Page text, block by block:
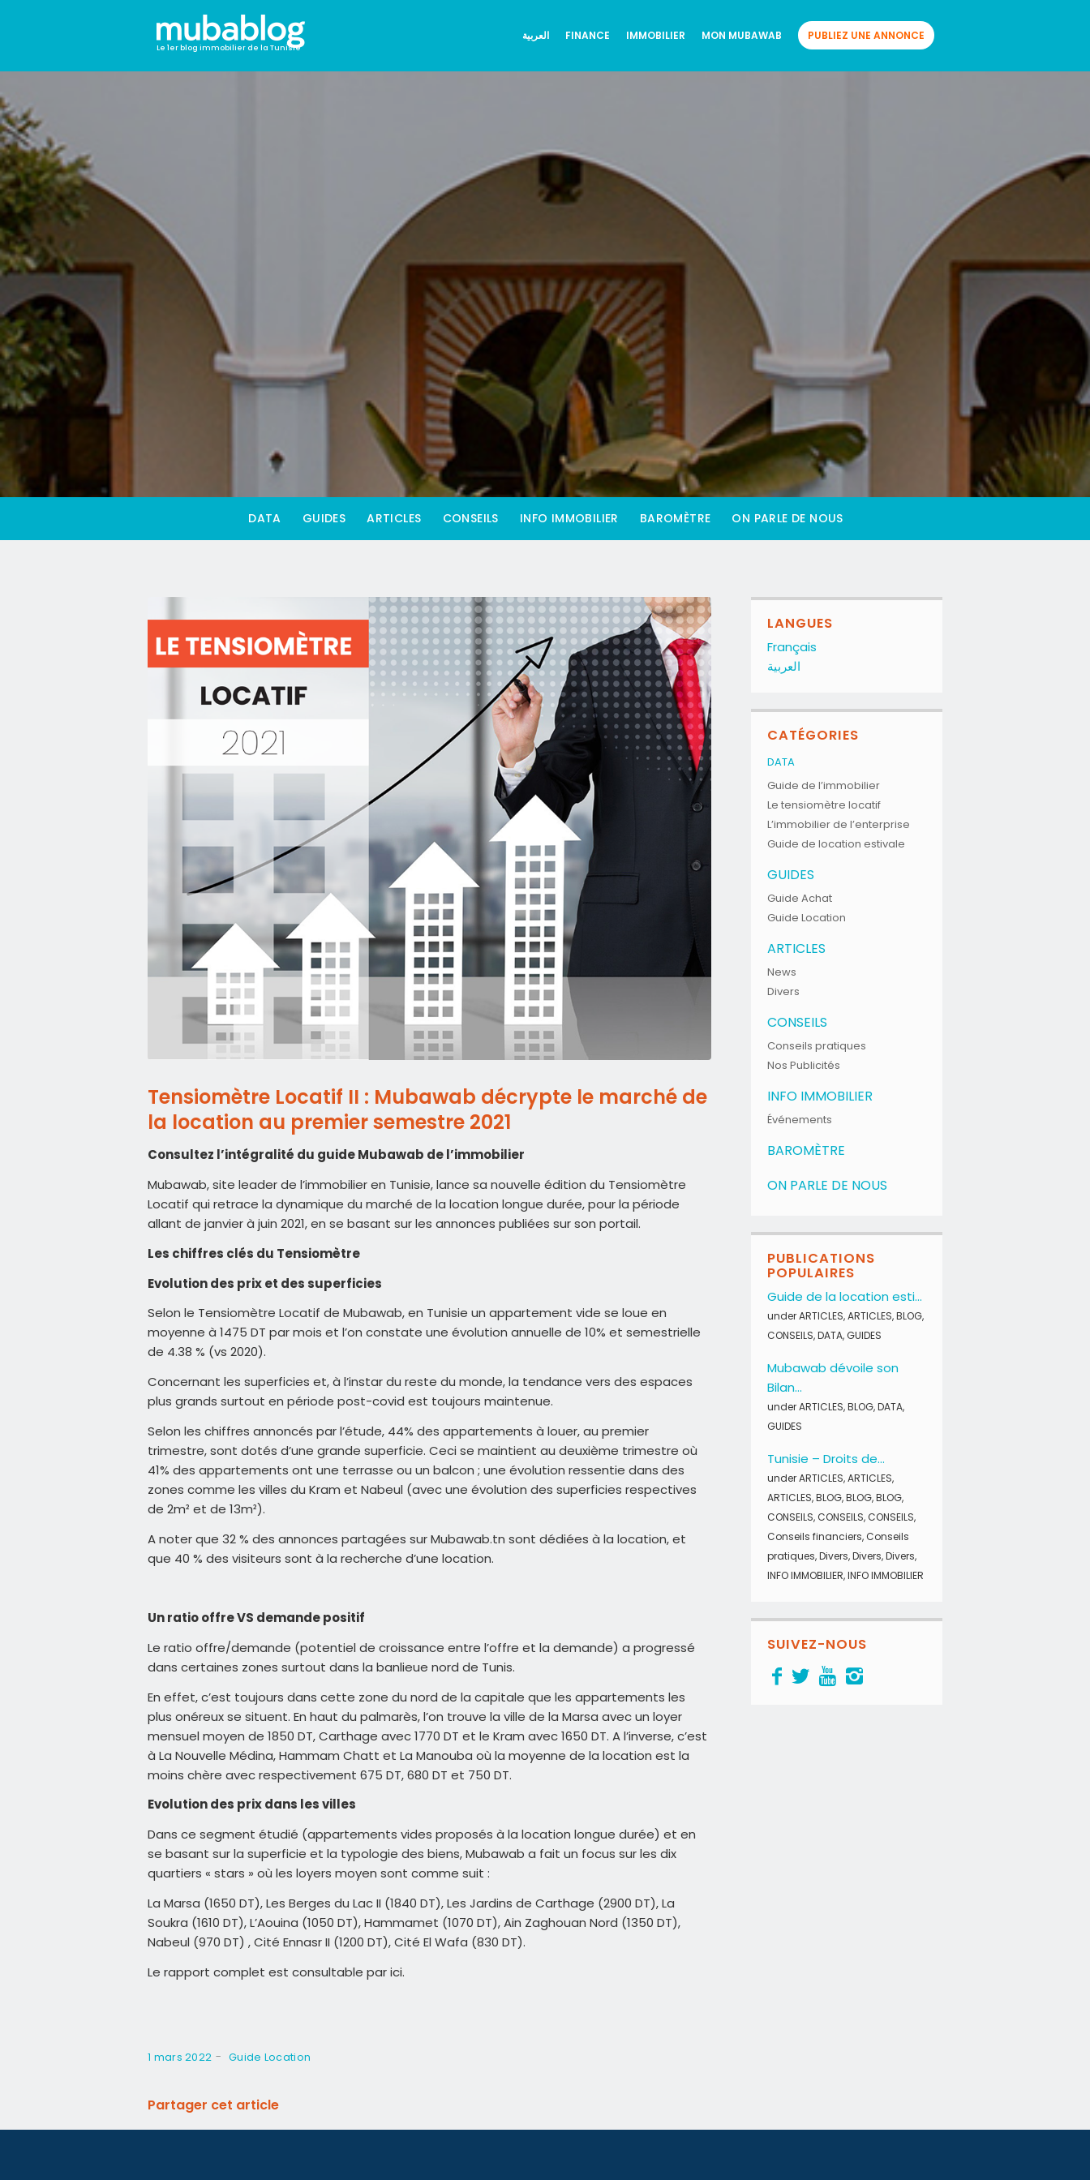
Le 1er blog immobilier de la Tunisie
العربية FINANCE IMMOBILIER MON MUBAWAB PUBLIEZ UNE ANNONCE
DATA GUIDES ARTICLES CONSEILS INFO IMMOBILIER BAROMÈTRE ON PARLE DE NOUS
Tensiomètre Locatif II : Mubawab décrypte le marché de
la location au premier semestre 2021
Consultez l’intégralité du guide Mubawab de l’immobilier
Mubawab, site leader de l’immobilier en Tunisie, lance sa nouvelle édition du Tensiomètre
Locatif qui retrace la dynamique du marché de la location longue durée, pour la période
allant de janvier à juin 2021, en se basant sur les annonces publiées sur son portail.
Les chiffres clés du Tensiomètre
Evolution des prix et des superficies
Selon le Tensiomètre Locatif de Mubawab, en Tunisie un appartement vide se loue en
moyenne à 1475 DT par mois et l’on constate une évolution annuelle de 10% et semestrielle
de 4.38 % (vs 2020).
Concernant les superficies et, à l’instar du reste du monde, la tendance vers des espaces
plus grands surtout en période post-covid est toujours maintenue.
Selon les chiffres annoncés par l’étude, 44% des appartements à louer, au premier
trimestre, sont dotés d’une grande superficie. Ceci se maintient au deuxième trimestre où
41% des appartements ont une terrasse ou un balcon ; une évolution ressentie dans des
zones comme les villes du Kram et Nabeul (avec une évolution des superficies respectives
de 2m² et de 13m²).
A noter que 32 % des annonces partagées surMubawab.tn sont dédiées à la location, et
que 40 % des visiteurs sont à la recherche d’une location.
Un ratio offre VS demande positif
Le ratio offre/demande (potentiel de croissance entre l’offre et la demande) a progressé
dans certaines zones surtout dans la banlieue nord de Tunis.
En effet, c’est toujours dans cette zone du nord de la capitale que les appartements les
plus onéreux se situent. En haut du palmarès, l’on trouve la ville de la Marsa avec un loyer
mensuel moyen de 1850 DT, Carthage avec 1770 DT et le Kram avec 1650 DT. A l’inverse, c’est
à La Nouvelle Médina, Hammam Chatt et La Manouba où la moyenne de la location est la
moins chère avec respectivement 675 DT, 680 DT et 750 DT.
Evolution des prix dans les villes
Dans ce segment étudié (appartements vides proposés à la location longue durée) et en
se basant sur la superficie et la typologie des biens, Mubawab a fait un focus sur les dix
quartiers « stars » où les loyers moyen sont comme suit :
La Marsa (1650 DT), Les Berges du Lac II (1840 DT), Les Jardins de Carthage (2900 DT), La
Soukra (1610 DT), L’Aouina (1050 DT), Hammamet (1070 DT), Ain Zaghouan Nord (1350 DT),
Nabeul (970 DT) , Cité Ennasr II (1200 DT), Cité El Wafa (830 DT).
Le rapport complet est consultable parici.
1 mars 2022 - Guide Location
Partager cet article
LANGUES
Français
العربية
CATÉGORIES
DATA
Guide de l’immobilier
Le tensiomètre locatif
L’immobilier de l’enterprise
Guide de location estivale
GUIDES
Guide Achat
Guide Location
ARTICLES
News
Divers
CONSEILS
Conseils pratiques
Nos Publicités
INFO IMMOBILIER
Événements
BAROMÈTRE
ON PARLE DE NOUS
PUBLICATIONS
POPULAIRES
Guide de la location esti...
underARTICLES,ARTICLES,BLOG,
CONSEILS,DATA,GUIDES
Mubawab dévoile son
Bilan...
underARTICLES,BLOG,DATA,
GUIDES
Tunisie – Droits de...
underARTICLES,ARTICLES,
ARTICLES,BLOG,BLOG,BLOG,
CONSEILS,CONSEILS,CONSEILS,
Conseils financiers,Conseils
pratiques,Divers,Divers,Divers,
INFO IMMOBILIER,INFO IMMOBILIER
SUIVEZ-NOUS